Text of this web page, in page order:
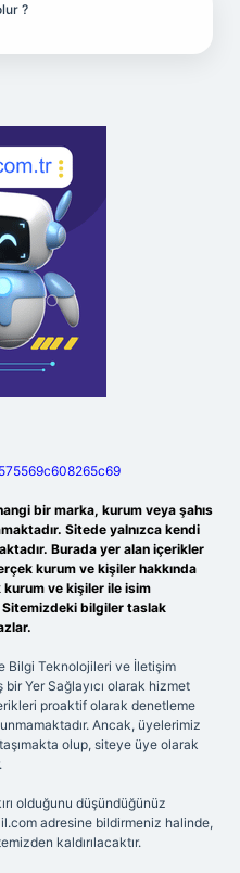
?
bir marka, kurum veya şahıs
Sitede yalnızca kendi
Burada yer alan içerikler
kurum ve kişiler hakkında
kurum ve kişiler ile isim
bilgiler taslak
Bilgi Teknolojileri ve İletişim
bir Yer Sağlayıcı olarak hizmet
proaktif olarak denetleme
Ancak, üyelerimiz
olup, siteye üye olarak
olduğunu düşündüğünüz
adresine bildirmeniz halinde,
kaldırılacaktır.